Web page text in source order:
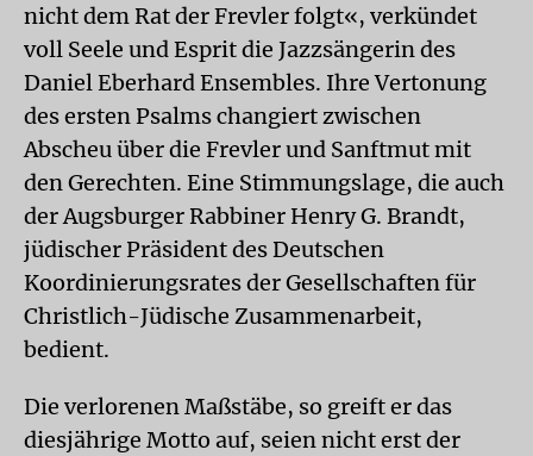
nicht dem Rat der Frevler folgt«, verkündet
voll Seele und Esprit die Jazzsängerin des
Daniel Eberhard Ensembles. Ihre Vertonung
des ersten Psalms changiert zwischen
Abscheu über die Frevler und Sanftmut mit
den Gerechten. Eine Stimmungslage, die auch
der Augsburger Rabbiner Henry G. Brandt,
jüdischer Präsident des Deutschen
Koordinierungsrates der Gesellschaften für
Christlich-Jüdische Zusammenarbeit,
bedient.
Die verlorenen Maßstäbe, so greift er das
diesjährige Motto auf, seien nicht erst der